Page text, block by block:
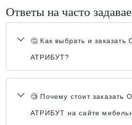
Ответы на часто
🤔 Как выбрать и
АТРИБУТ?
🧐 Почему стоит заказать
АТРИБУТ на сайте